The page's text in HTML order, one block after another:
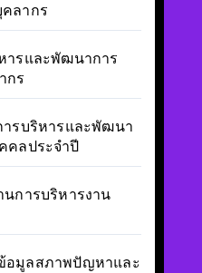
ลากร
ารและพัฒนาการ
กร
ารบริหารและพัฒนา
คลประจำปี
นการบริหารงาน
อมูลสภาพปัญหาและ